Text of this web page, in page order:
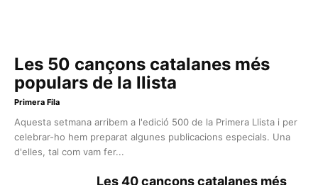
Les 50 cançons catalanes més
populars de la llista
Primera Fila
Aquesta setmana arribem a l'edició 500 de la Primera Llista i per
celebrar-ho hem preparat algunes publicacions especials. Una
d'elles, tal com vam fer...
Les 40 cançons catalanes més